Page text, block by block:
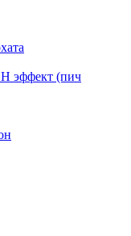
эффект (пич